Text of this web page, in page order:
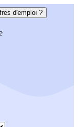
d'emploi ?